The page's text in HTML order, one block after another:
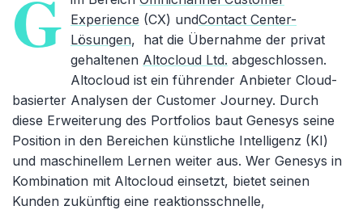
G Experience (CX) undContact Center-
Lösungen, hat die Übernahme der privat
gehaltenen Altocloud Ltd. abgeschlossen.
Altocloud ist ein führender Anbieter Cloud-
basierter Analysen der Customer Journey. Durch
diese Erweiterung des Portfolios baut Genesys seine
Position in den Bereichen künstliche Intelligenz (KI)
und maschinellem Lernen weiter aus. Wer Genesys in
Kombination mit Altocloud einsetzt, bietet seinen
Kunden zukünftig eine reaktionsschnelle,